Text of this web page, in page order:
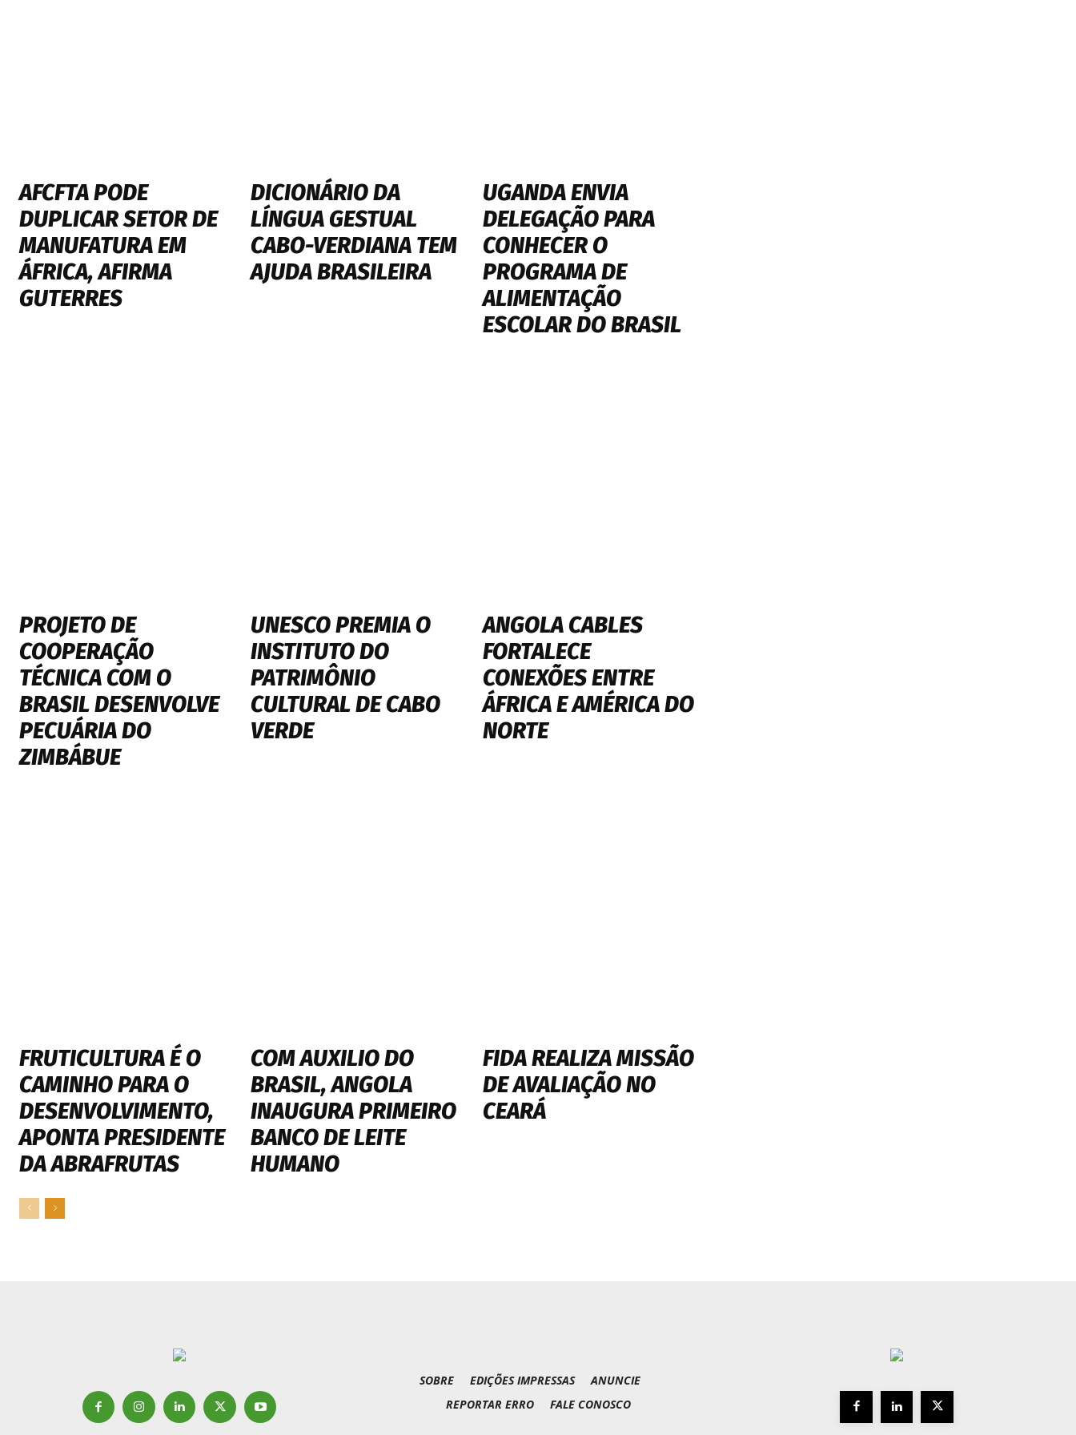
AFCFTA PODE
DUPLICAR SETOR DE
MANUFATURA EM
ÁFRICA, AFIRMA
GUTERRES
DICIONÁRIO DA
LÍNGUA GESTUAL
CABO-VERDIANA TEM
AJUDA BRASILEIRA
UGANDA ENVIA
DELEGAÇÃO PARA
CONHECER O
PROGRAMA DE
ALIMENTAÇÃO
ESCOLAR DO BRASIL
PROJETO DE
COOPERAÇÃO
TÉCNICA COM O
BRASIL DESENVOLVE
PECUÁRIA DO
ZIMBÁBUE
UNESCO PREMIA O
INSTITUTO DO
PATRIMÔNIO
CULTURAL DE CABO
VERDE
ANGOLA CABLES
FORTALECE
CONEXÕES ENTRE
ÁFRICA E AMÉRICA DO
NORTE
FRUTICULTURA É O
CAMINHO PARA O
DESENVOLVIMENTO,
APONTA PRESIDENTE
DA ABRAFRUTAS
COM AUXILIO DO
BRASIL, ANGOLA
INAUGURA PRIMEIRO
BANCO DE LEITE
HUMANO
FIDA REALIZA MISSÃO
DE AVALIAÇÃO NO
CEARÁ
SOBRE EDIÇÕES IMPRESSAS
ANUNCIE
REPORTAR ERRO
FALE CONOSCO